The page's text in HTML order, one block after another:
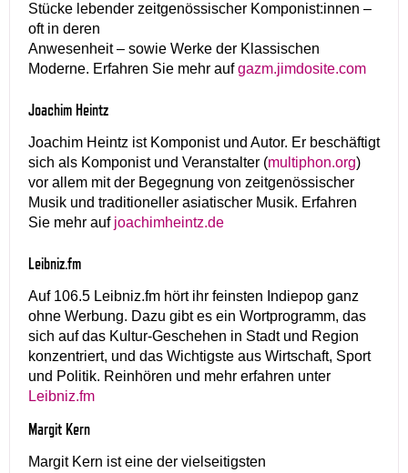
Stücke lebender zeitgenössischer Komponist:innen –
oft in deren
Anwesenheit – sowie Werke der Klassischen
Moderne. Erfahren Sie mehr aufgazm.jimdosite.com
Joachim Heintz
Joachim Heintz ist Komponist und Autor. Er beschäftigt
sich als Komponist und Veranstalter (multiphon.org)
vor allem mit der Begegnung von zeitgenössischer
Musik und traditioneller asiatischer Musik. Erfahren
Sie mehr auf joachimheintz.de
Leibniz.fm
Auf 106.5 Leibniz.fm hört ihr feinsten Indiepop ganz
ohne Werbung. Dazu gibt es ein Wortprogramm, das
sich auf das Kultur-Geschehen in Stadt und Region
konzentriert, und das Wichtigste aus Wirtschaft, Sport
und Politik. Reinhören und mehr erfahren unter
Leibniz.fm
Margit Kern
Margit Kern ist eine der vielseitigsten